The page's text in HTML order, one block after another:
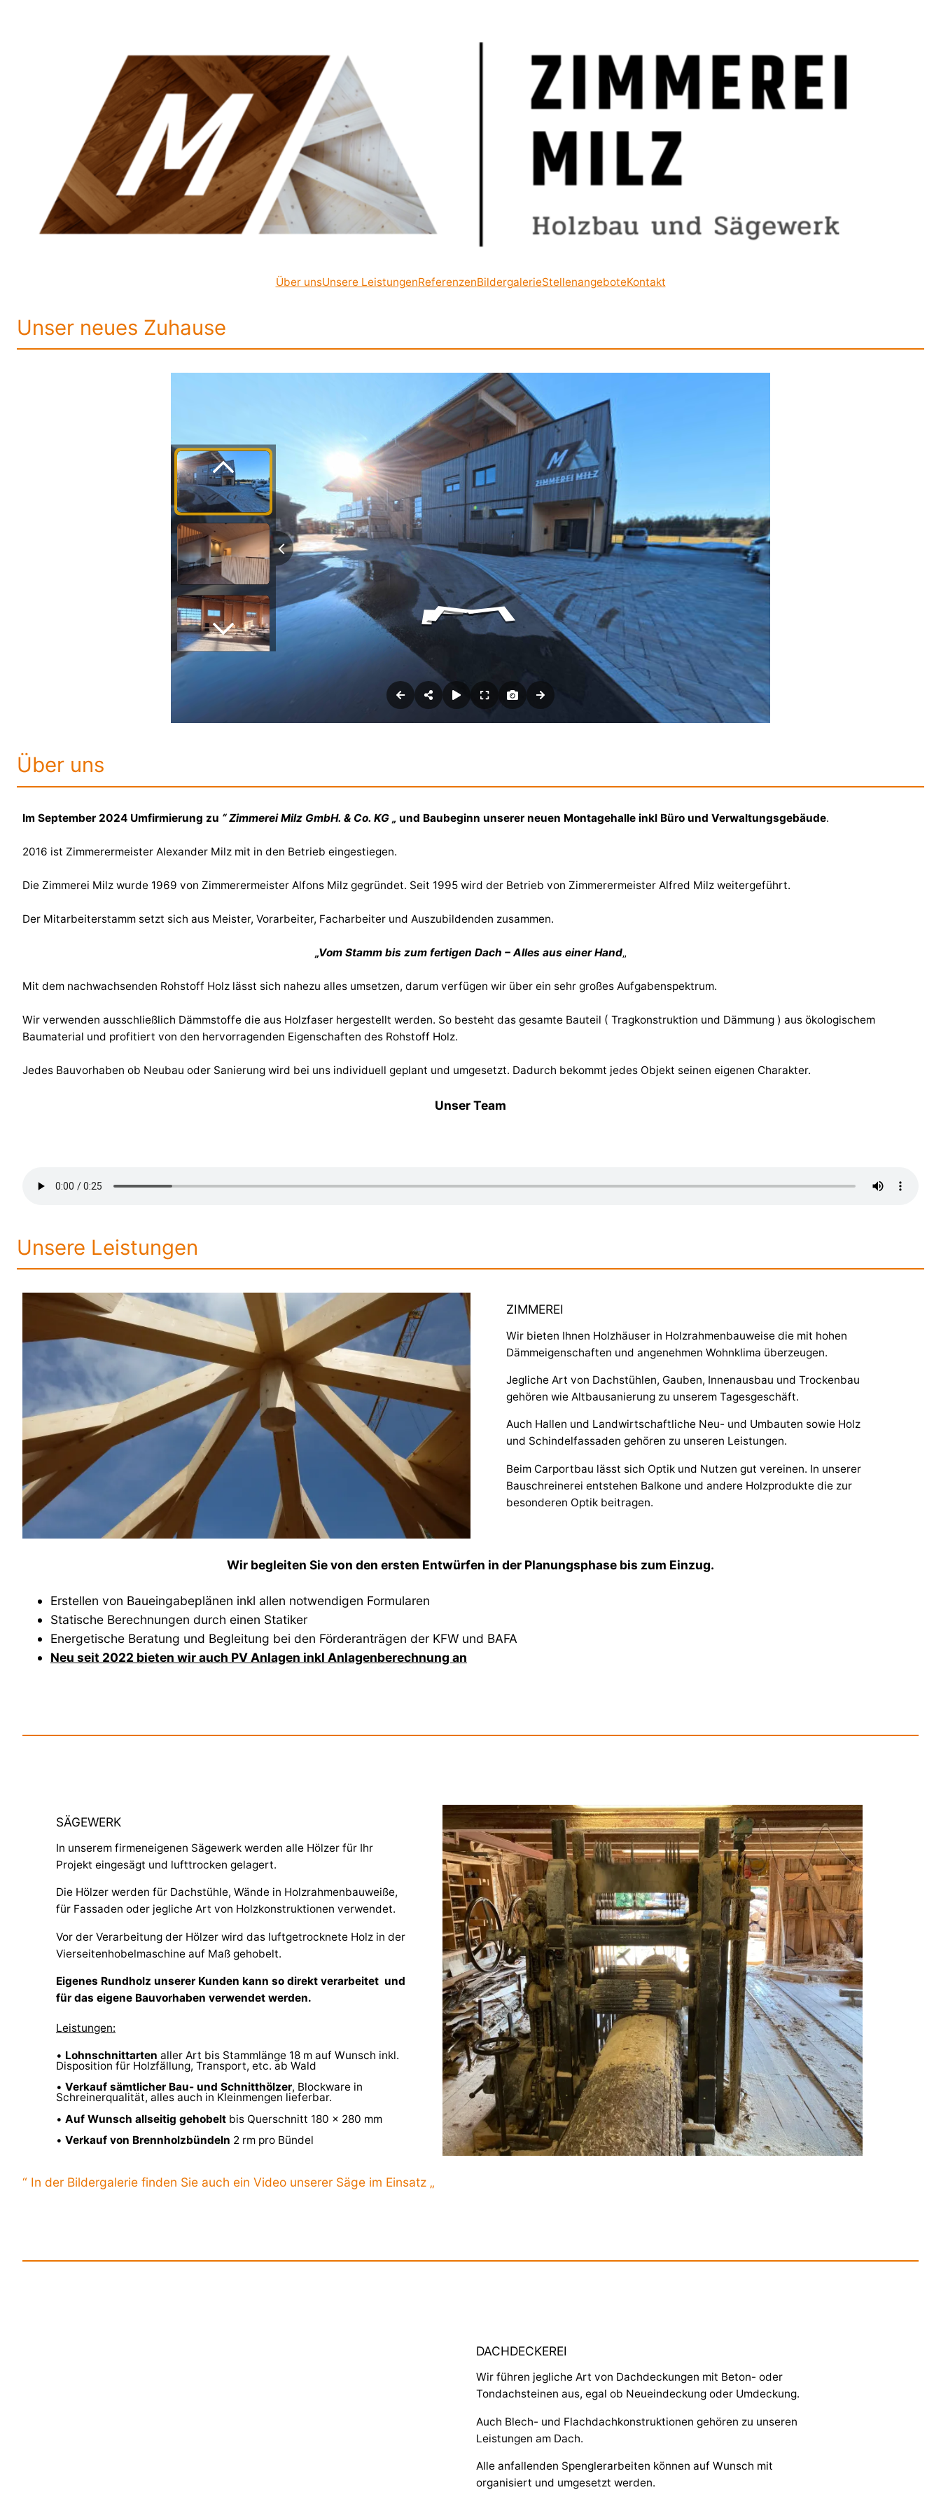
Über unsUnsere LeistungenReferenzenBildergalerieStellenangeboteKontakt
Unser neues Zuhause
Über uns
Im September 2024 Umfirmierung zu “ Zimmerei Milz GmbH. & Co. KG „ und Baubeginn unserer neuen Montagehalle inkl Büro und Verwaltungsgebäude.
2016 ist Zimmerermeister Alexander Milz mit in den Betrieb eingestiegen.
Die Zimmerei Milz wurde 1969 von Zimmerermeister Alfons Milz gegründet. Seit 1995 wird der Betrieb von Zimmerermeister Alfred Milz weitergeführt.
Der Mitarbeiterstamm setzt sich aus Meister, Vorarbeiter, Facharbeiter und Auszubildenden zusammen.
„Vom Stamm bis zum fertigen Dach – Alles aus einer Hand„
Mit dem nachwachsenden Rohstoff Holz lässt sich nahezu alles umsetzen, darum verfügen wir über ein sehr großes Aufgabenspektrum.
Wir verwenden ausschließlich Dämmstoffe die aus Holzfaser hergestellt werden. So besteht das gesamte Bauteil ( Tragkonstruktion und Dämmung ) aus ökologischem
Baumaterial und profitiert von den hervorragenden Eigenschaften des Rohstoff Holz.
Jedes Bauvorhaben ob Neubau oder Sanierung wird bei uns individuell geplant und umgesetzt. Dadurch bekommt jedes Objekt seinen eigenen Charakter.
Unser Team
Unsere Leistungen
ZIMMEREI
Wir bieten Ihnen Holzhäuser in Holzrahmenbauweise die mit hohen
Dämmeigenschaften und angenehmen Wohnklima überzeugen.
Jegliche Art von Dachstühlen, Gauben, Innenausbau und Trockenbau
gehören wie Altbausanierung zu unserem Tagesgeschäft.
Auch Hallen und Landwirtschaftliche Neu- und Umbauten sowie Holz
und Schindelfassaden gehören zu unseren Leistungen.
Beim Carportbau lässt sich Optik und Nutzen gut vereinen. In unserer
Bauschreinerei entstehen Balkone und andere Holzprodukte die zur
besonderen Optik beitragen.
Wir begleiten Sie von den ersten Entwürfen in der Planungsphase bis zum Einzug.
Erstellen von Baueingabeplänen inkl allen notwendigen Formularen
Statische Berechnungen durch einen Statiker
Energetische Beratung und Begleitung bei den Förderanträgen der KFW und BAFA
Neu seit 2022 bieten wir auch PV Anlagen inkl Anlagenberechnung an
SÄGEWERK
In unserem firmeneigenen Sägewerk werden alle Hölzer für Ihr
Projekt eingesägt und lufttrocken gelagert.
Die Hölzer werden für Dachstühle, Wände in Holzrahmenbauweiße,
für Fassaden oder jegliche Art von Holzkonstruktionen verwendet.
Vor der Verarbeitung der Hölzer wird das luftgetrocknete Holz in der
Vierseitenhobelmaschine auf Maß gehobelt.
Eigenes Rundholz unserer Kunden kann so direkt verarbeitet und
für das eigene Bauvorhaben verwendet werden.
Leistungen:
• Lohnschnittarten aller Art bis Stammlänge 18 m auf Wunsch inkl.
Disposition für Holzfällung, Transport, etc. ab Wald
• Verkauf sämtlicher Bau- und Schnitthölzer, Blockware in
Schreinerqualität, alles auch in Kleinmengen lieferbar.
• Auf Wunsch allseitig gehobelt bis Querschnitt 180 x 280 mm
• Verkauf von Brennholzbündeln 2 rm pro Bündel
“ In der Bildergalerie finden Sie auch ein Video unserer Säge im Einsatz „
DACHDECKEREI
Wir führen jegliche Art von Dachdeckungen mit Beton- oder
Tondachsteinen aus, egal ob Neueindeckung oder Umdeckung.
Auch Blech- und Flachdachkonstruktionen gehören zu unseren
Leistungen am Dach.
Alle anfallenden Spenglerarbeiten können auf Wunsch mit
organisiert und umgesetzt werden.